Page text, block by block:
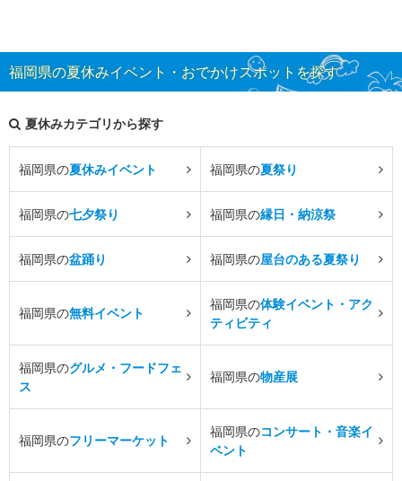
福岡県の夏休みイベント・おでかけスポットを探す
夏休みカテゴリから探す
福岡県の夏休みイベント 福岡県の夏祭り
福岡県の七夕祭り 福岡県の縁日・納涼祭
福岡県の盆踊り 福岡県の屋台のある夏祭り
福岡県の無料イベント
福岡県の体験イベント・アク
ティビティ
福岡県のグルメ・フードフェ
ス
福岡県の物産展
福岡県のフリーマーケット
福岡県のコンサート・音楽イ
ベント